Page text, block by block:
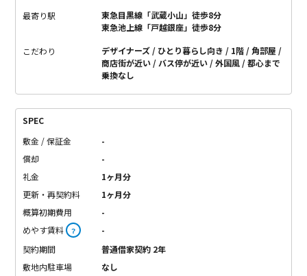
最寄り駅
東急目黒線「武蔵小山」徒歩8分
東急池上線「戸越銀座」徒歩8分
こだわり デザイナーズ ひとり暮らし向き 1階
角部屋
商店街が近い
バス停が近い 外国風
都心まで
乗換なし
SPEC
敷金 / 保証金
-
償却
-
礼金
1ヶ月分
更新・再契約料
1ヶ月分
概算初期費用
-
めやす賃料 ？
-
契約期間
普通借家契約 2年
敷地内駐車場
なし